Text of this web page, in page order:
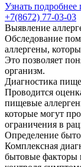
Узнать подробнее
+7(8672) 77-03-03
Выявление
Обследование
аллергены,
Это позволяет
организм.
Диагностика
Проводится
пищевые
которые могут
ограничения в
Определение
Комплексная
бытовые факторы